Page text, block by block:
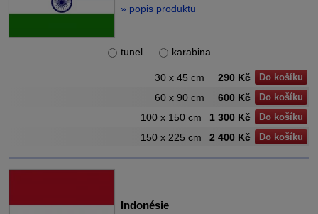
» popis produktu
tunel karabina
30 x 45 cm 290 Kč Do košíku
60 x 90 cm 600 Kč Do košíku
100 x 150 cm 1 300 Kč Do košíku
150 x 225 cm 2 400 Kč Do košíku
Indonésie